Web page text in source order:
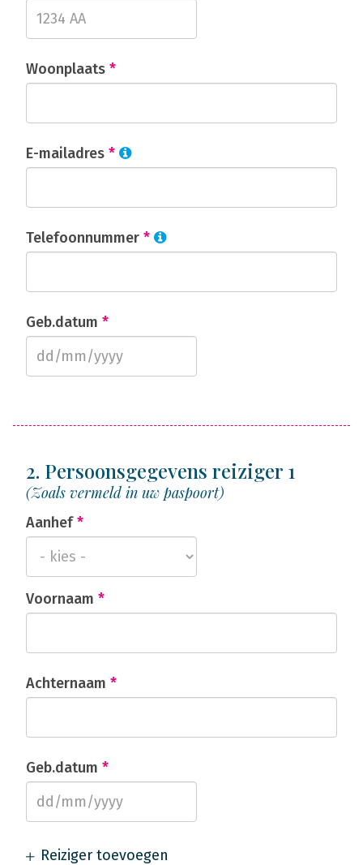
Woonplaats *
E-mailadres *
Telefoonnummer *
Geb.datum *
2. Persoonsgegevens reiziger 1
(Zoals vermeld in uw paspoort)
Aanhef*
Voornaam *
Achternaam *
Geb.datum *
Reiziger toevoegen